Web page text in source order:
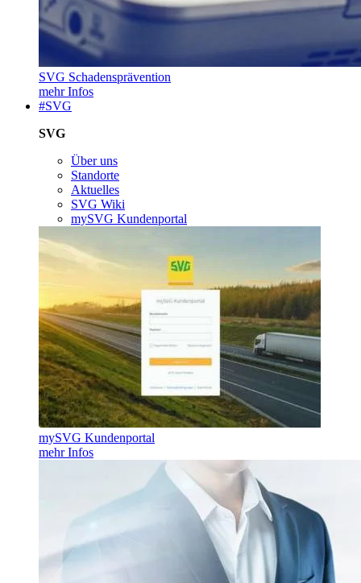
SVG Schadensprävention
mehr Infos
#SVG
SVG
Über uns
Standorte
Aktuelles
SVG Wiki
mySVG Kundenportal
mySVG Kundenportal
mehr Infos